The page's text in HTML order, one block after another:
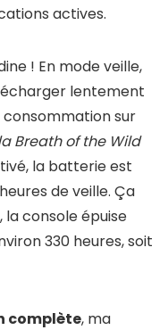
actives.
! En mode veille,
lentement
sur
Breath of the Wild
la batterie est
de veille. Ça
console épuise
330 heures, soit
complète, ma